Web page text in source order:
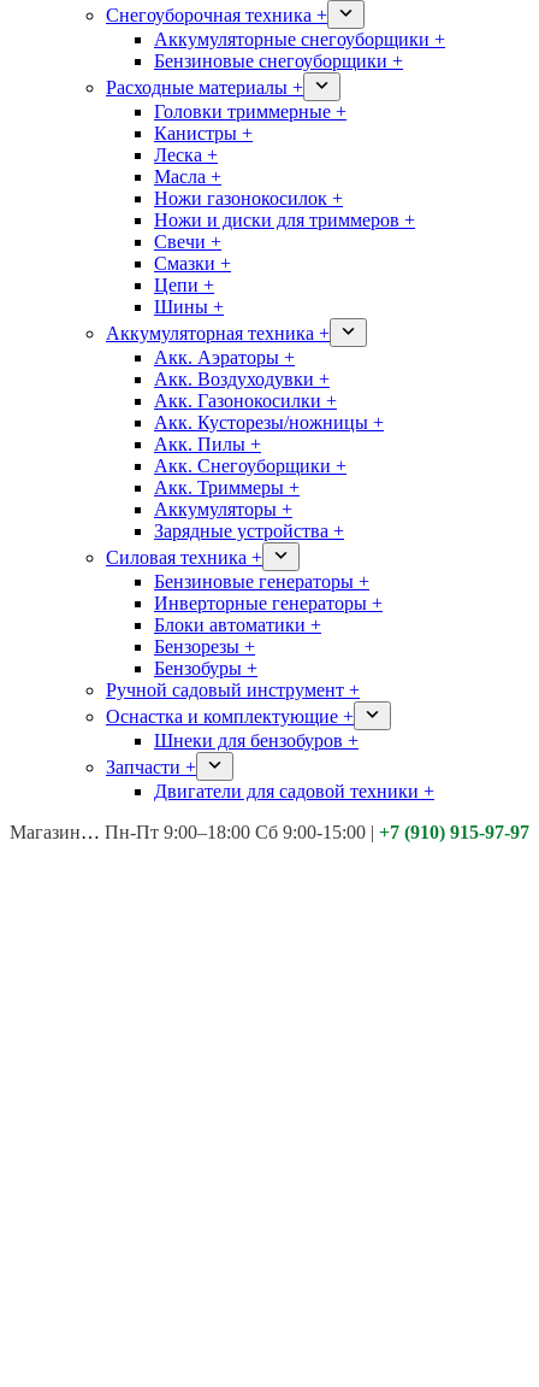
Снегоуборочная техника +
Аккумуляторные снегоуборщики +
Бензиновые снегоуборщики +
Расходные материалы +
Головки триммерные +
Канистры +
Леска +
Масла +
Ножи газонокосилок +
Ножи и диски для триммеров +
Свечи +
Смазки +
Цепи +
Шины +
Аккумуляторная техника +
Акк. Аэраторы +
Акк. Воздуходувки +
Акк. Газонокосилки +
Акк. Кусторезы/ножницы +
Акк. Пилы +
Акк. Снегоуборщики +
Акк. Триммеры +
Аккумуляторы +
Зарядные устройства +
Силовая техника +
Бензиновые генераторы +
Инверторные генераторы +
Блоки автоматики +
Бензорезы +
Бензобуры +
Ручной садовый инструмент +
Оснастка и комплектующие +
Шнеки для бензобуров +
Запчасти +
Двигатели для садовой техники +
Магазины: Калуга ул. Московская д.113
Пн-Пт 9:00–18:00 Сб 9:00-15:00 | +7 (910) 915-97-97